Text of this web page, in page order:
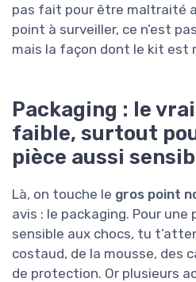
pas fait pour être maltraité
point à surveiller, ce n’est
mais la façon dont le kit est
Packaging : le
faible, surtout
pièce aussi
Là, on touche le gros point
avis : le packaging. Pour
sensible aux chocs, tu
costaud, de la mousse, des
de protection. Or plusieurs